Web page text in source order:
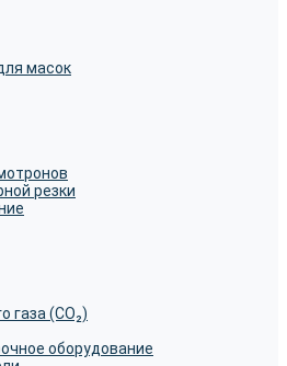
масок
резки
газа (CO₂)
оборудование